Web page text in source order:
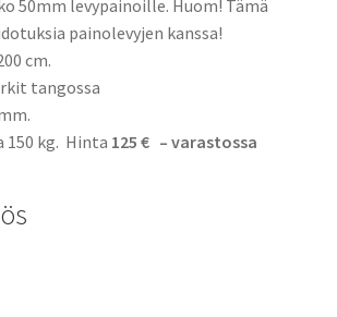
50mm levypainoille. Huom! Tämä
painolevyjen kanssa!
cm.
tangossa
150 kg. Hinta 125 € – varastossa